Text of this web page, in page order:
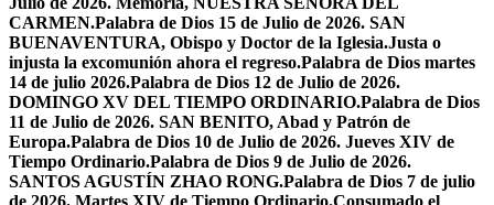
CARMEN.Palabra de Dios 15 de Julio de 2026. SAN
BUENAVENTURA, Obispo y Doctor de la Iglesia.Justa o
injusta la excomunión ahora el regreso.Palabra de Dios martes
14 de julio 2026.Palabra de Dios 12 de Julio de 2026.
DOMINGO XV DEL TIEMPO ORDINARIO.Palabra de Dios
11 de Julio de 2026. SAN BENITO, Abad y Patrón de
Europa.Palabra de Dios 10 de Julio de 2026. Jueves XIV de
Tiempo Ordinario.Palabra de Dios 9 de Julio de 2026.
SANTOS AGUSTÍN ZHAO RONG.Palabra de Dios 7 de julio
de 2026. Martes XIV de Tiempo Ordinario.Consumado el